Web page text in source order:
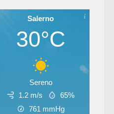
Salerno
30°C
Sereno
1.2 m/s
65%
761 mmHg